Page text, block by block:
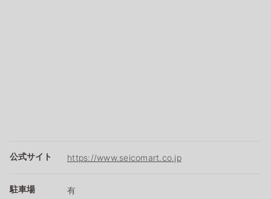
公式サイト https://www.seicomart.co.jp
駐車場 有